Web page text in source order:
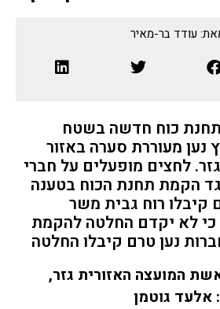
עודד בר-מאיר
כוח חדשה בשטח
נען מעוררת סערה באזור
לחצים מופעלים על חברי
הקמת תחנת הכוח בטענה
קיבלו רוח גבית משר
כי לא יקדם החלטה להקמת
נען טרם קיבלו החלטה
המועצה האזורית גזר,
אלעד גוטמן